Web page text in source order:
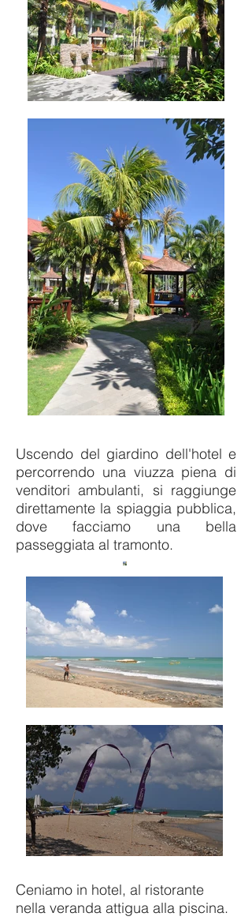
Uscendo del giardino dell'hotel e
percorrendo una viuzza piena di
venditori ambulanti, si raggiunge
direttamente la spiaggia pubblica,
dove facciamo una bella
passeggiata al tramonto.
Ceniamo in hotel, al ristorante
nella veranda attigua alla piscina.